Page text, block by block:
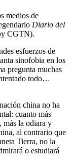
medios de
Diario del
CGTN).
esfuerzos de
sinofobia en los
pregunta muchas
todo…
china no ha
cuanto más
más la odiara y
al contrario que
Tierra, no la
o estudiará